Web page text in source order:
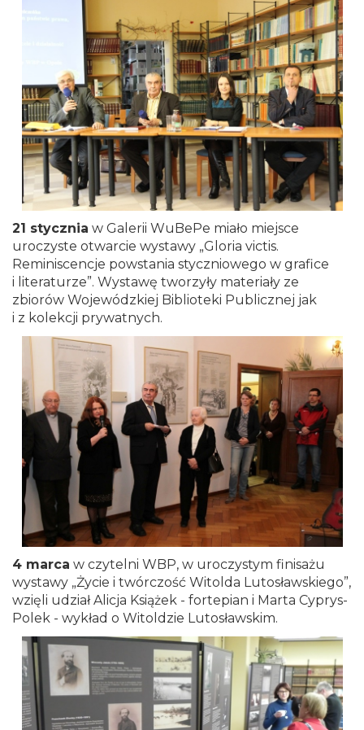
21 stycznia w Galerii WuBePe miało miejsce
uroczyste otwarcie wystawy „Gloria victis.
Reminiscencje powstania styczniowego w grafice
i literaturze”. Wystawę tworzyły materiały ze
zbiorów Wojewódzkiej Biblioteki Publicznej jak
i z kolekcji prywatnych.
4 marca w czytelni WBP, w uroczystym finisażu
wystawy „Życie i twórczość Witolda Lutosławskiego”,
wzięli udział Alicja Książek - fortepian i Marta Cyprys-
Polek - wykład o Witoldzie Lutosławskim.